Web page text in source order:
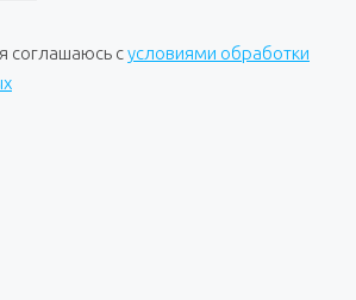
соглашаюсь сусловиями обработки